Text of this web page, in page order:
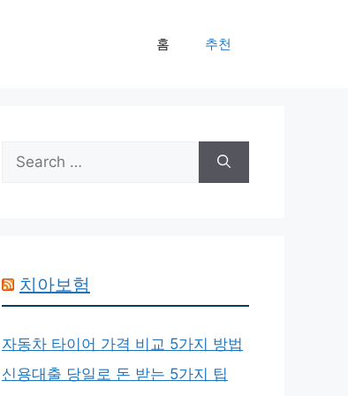
홈 추천
Search
for:
치아보험
자동차 타이어 가격 비교 5가지 방법
신용대출 당일로 돈 받는 5가지 팁